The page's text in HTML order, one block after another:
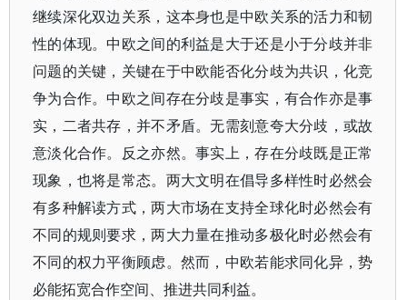
继续深化双边关系，这本身也是中欧关系的活力和韧
性的体现。中欧之间的利益是大于还是小于分歧并非
问题的关键，关键在于中欧能否化分歧为共识，化竞
争为合作。中欧之间存在分歧是事实，有合作亦是事
实，二者共存，并不矛盾。无需刻意夸大分歧，或故
意淡化合作。反之亦然。事实上，存在分歧既是正常
现象，也将是常态。两大文明在倡导多样性时必然会
有多种解读方式，两大市场在支持全球化时必然会有
不同的规则要求，两大力量在推动多极化时必然会有
不同的权力平衡顾虑。然而，中欧若能求同化异，势
必能拓宽合作空间、推进共同利益。